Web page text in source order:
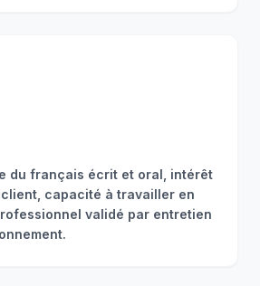
du français écrit et oral, intérêt
capacité à travailler en
validé par entretien